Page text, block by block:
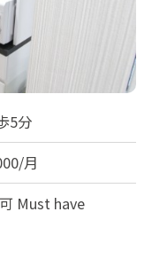
5分
月
Must have